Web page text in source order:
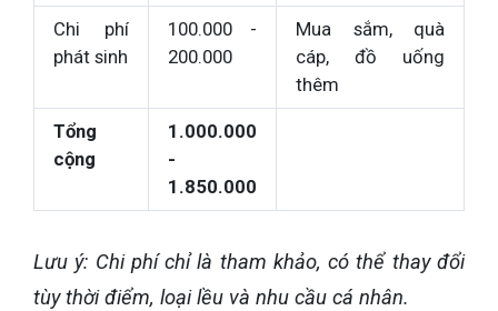
Chi phí
phát sinh
100.000 -
200.000
Mua sắm, quà
cáp, đồ uống
thêm
Tổng
cộng
1.000.000
-
1.850.000
Lưu ý: Chi phí chỉ là tham khảo, có thể thay đổi
tùy thời điểm, loại lều và nhu cầu cá nhân.